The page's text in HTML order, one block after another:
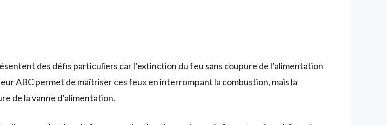
des défis particuliers car l’extinction du feu sans coupure de l’alimentation
ABC permet de maîtriser ces feux en interrompant la combustion, mais la
de la vanne d’alimentation.